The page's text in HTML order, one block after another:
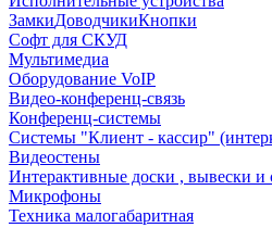
ЗамкиДоводчикиКнопки
Софт для СКУД
Мультимедиа
Оборудование VoIP
Видео-конференц-связь
Конференц-системы
Системы "Клиент - кассир"
Видеостены
Интерактивные доски , вывески и
Микрофоны
Техника малогабаритная